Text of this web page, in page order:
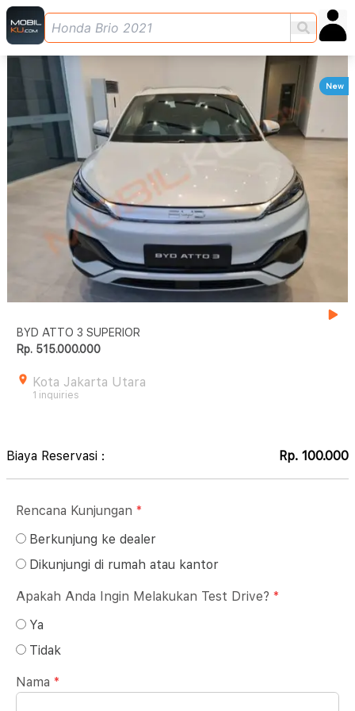
New
BYD ATTO 3 SUPERIOR
Rp. 515.000.000
Kota Jakarta Utara
1 inquiries
Biaya Reservasi : Rp. 100.000
Rencana Kunjungan *
Berkunjung ke dealer
Dikunjungi di rumah atau kantor
Apakah Anda Ingin Melakukan Test Drive? *
Ya
Tidak
Nama *